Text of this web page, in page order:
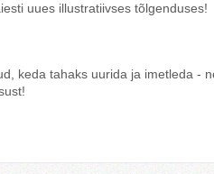
uues illustratiivses tõlgenduses!
keda tahaks uurida ja imetleda -